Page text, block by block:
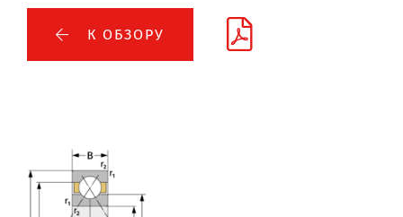
К ОБЗОРУ